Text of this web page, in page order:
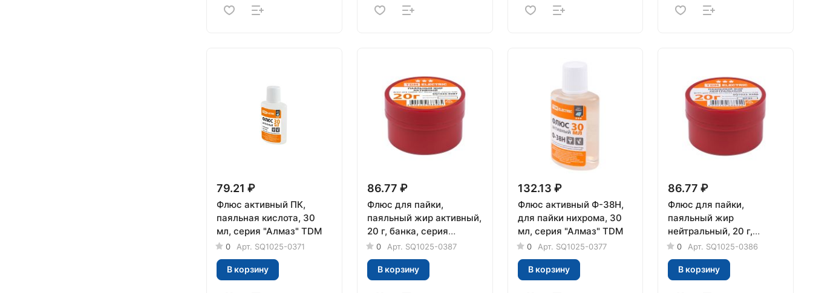
79.21 ₽
Флюс активный ПК,
паяльная кислота, 30
мл, серия "Алмаз" TDM
0 Арт. SQ1025-0371
В корзину
86.77 ₽
Флюс для пайки,
паяльный жир активный,
20 г, банка, серия
"Алмаз" TDM
0 Арт. SQ1025-0387
В корзину
132.13 ₽
Флюс активный Ф-38Н,
для пайки нихрома, 30
мл, серия "Алмаз" TDM
0 Арт. SQ1025-0377
В корзину
86.77 ₽
Флюс для пайки,
паяльный жир
нейтральный, 20 г,
банка, серия "Алмаз"
TDM
0 Арт. SQ1025-0386
В корзину